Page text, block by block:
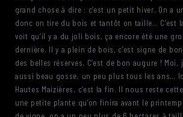
grand chose à dire : c’est un petit hiver. On a
donc on tire du bois et tantôt on taille… C’est
voit qu’il y a du joli bois, ça encore été une
dernière. Il y a plein de bois, c’est signe de
des belles réserves. C’est de bon augure !
aussi beau gosse, un peu plus tous les ans…
Hautes Maizières, c’est la fin. Il nous reste
une petite plante qu’on finira avant le